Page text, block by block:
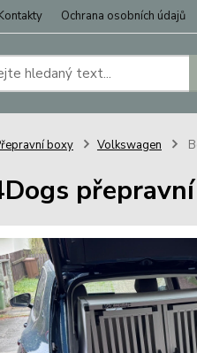
Ochrana osobních údajů
boxy Volkswagen